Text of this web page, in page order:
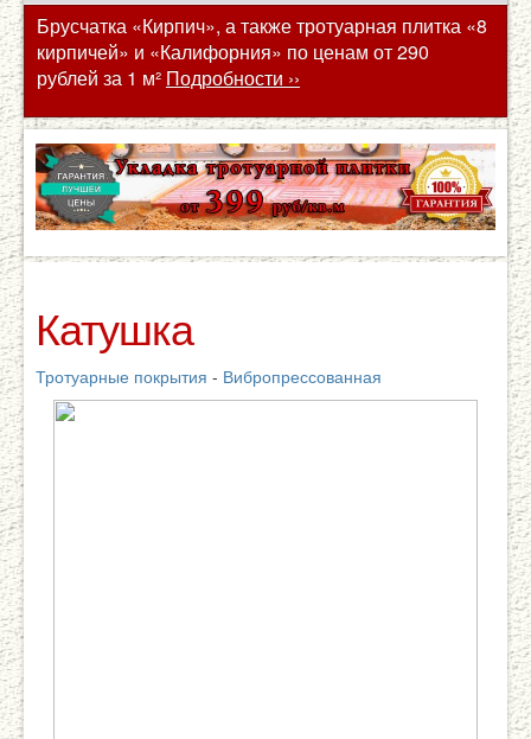
брусчатки по сниженным ценам
Брусчатка «Кирпич», а также тротуарная плитка «8
кирпичей» и «Калифорния» по ценам от 290
рублей за 1 м² Подробности ››
Катушка
Тротуарные покрытия - Вибропрессованная